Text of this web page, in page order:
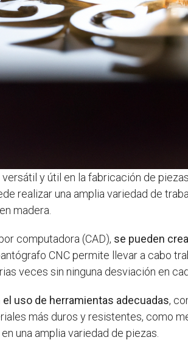
y útil en la fabricación de
realizar una amplia variedad de
madera.
computadora (CAD), se pueden
CNC permite llevar a cabo
veces sin ninguna desviación en
el uso de herramientas adecuadas,
más duros y resistentes, como
una amplia variedad de piezas.